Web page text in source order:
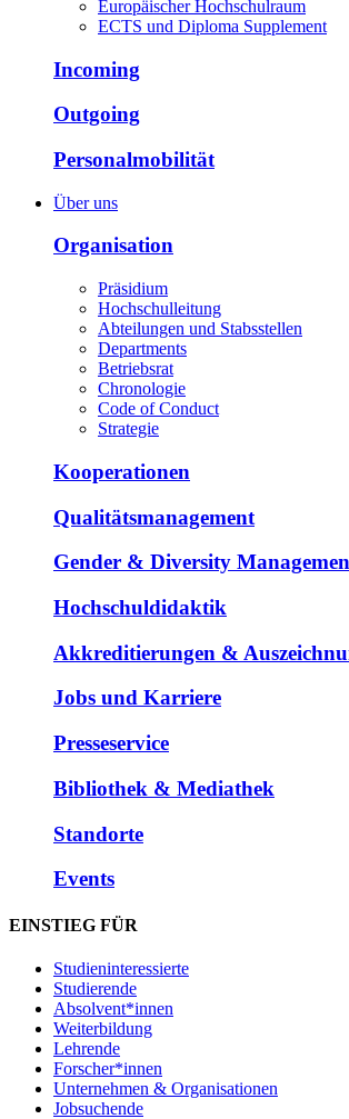
Europäischer Hochschulraum
ECTS und Diploma Supplement
Incoming
Outgoing
Personalmobilität
Über uns
Organisation
Präsidium
Hochschulleitung
Abteilungen und Stabsstellen
Departments
Betriebsrat
Chronologie
Code of Conduct
Strategie
Kooperationen
Qualitätsmanagement
Gender & Diversity
Hochschuldidaktik
Akkreditierungen &
Jobs und Karriere
Presseservice
Bibliothek & Mediathek
Standorte
Events
EINSTIEG FÜR
Studieninteressierte
Studierende
Absolvent*innen
Weiterbildung
Lehrende
Forscher*innen
Unternehmen & Organisationen
Jobsuchende